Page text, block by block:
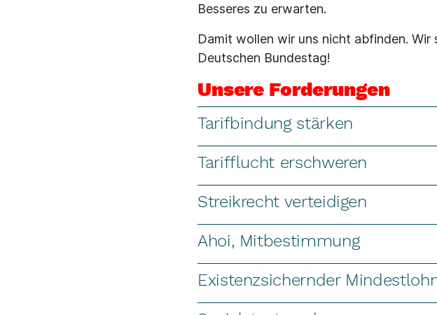
Besseres zu erwarten.
Damit wollen wir uns nicht abfinden.
Deutschen Bundestag!
Unsere Forderungen
Tarifbindung stärken
Tarifflucht erschweren
Streikrecht verteidigen
Ahoi, Mitbestimmung
Existenzsichernder